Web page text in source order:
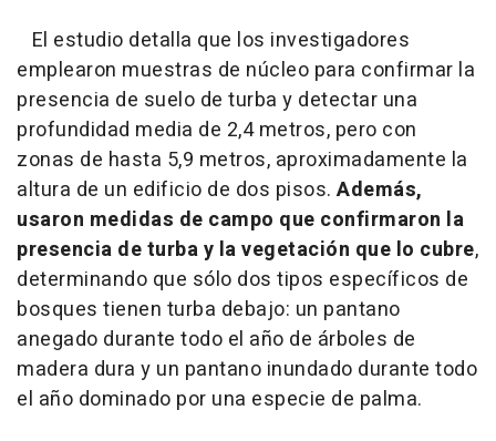
El estudio detalla que los investigadores
emplearon muestras de núcleo para confirmar la
presencia de suelo de turba y detectar una
profundidad media de 2,4 metros, pero con
zonas de hasta 5,9 metros, aproximadamente la
altura de un edificio de dos pisos. Además,
usaron medidas de campo que confirmaron la
presencia de turba y la vegetación que lo cubre,
determinando que sólo dos tipos específicos de
bosques tienen turba debajo: un pantano
anegado durante todo el año de árboles de
madera dura y un pantano inundado durante todo
el año dominado por una especie de palma.